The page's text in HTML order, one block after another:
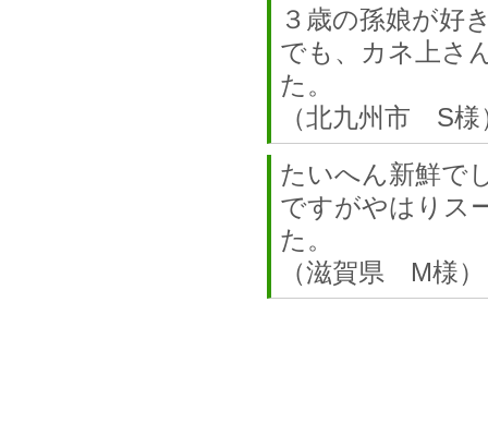
３歳の孫娘が好
でも、カネ上さ
た。
（北九州市 S様
たいへん新鮮で
ですがやはりス
た。
（滋賀県 M様）